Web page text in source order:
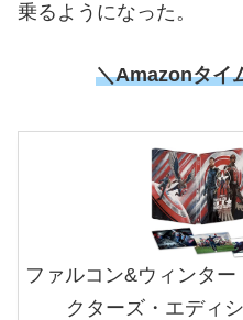
乗るようになった。
＼Amazonタイ
ファルコン&ウィンタ
クターズ・エディ